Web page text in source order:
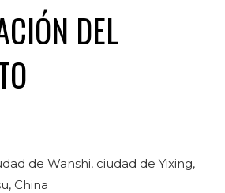
DEL
de Wanshi, ciudad de Yixing,
China